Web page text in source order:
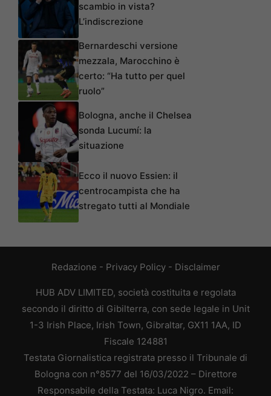
scambio in vista?
L’indiscrezione
Bernardeschi versione
mezzala, Marocchino è
certo: “Ha tutto per quel
ruolo”
Bologna, anche il Chelsea
sonda Lucumí: la
situazione
Ecco il nuovo Essien: il
centrocampista che ha
stregato tutti al Mondiale
Redazione - Privacy Policy- Disclaimer
HUB ADV LIMITED, società costituita e regolata
secondo il diritto di Gibilterra, con sede legale in Unit
1-3 Irish Place, Irish Town, Gibraltar, GX11 1AA, ID
Fiscale 124881
Testata Giornalistica registrata presso il Tribunale di
Bologna con n°8577 del 16/03/2022 – Direttore
Responsabile della Testata: Luca Nigro. Email: